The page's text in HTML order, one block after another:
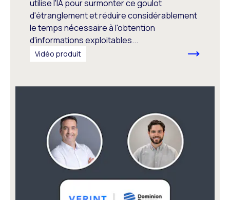
utilise l'IA pour surmonter ce goulot
d'étranglement et réduire considérablement
le temps nécessaire à l'obtention
d'informations exploitables...
Vidéo produit